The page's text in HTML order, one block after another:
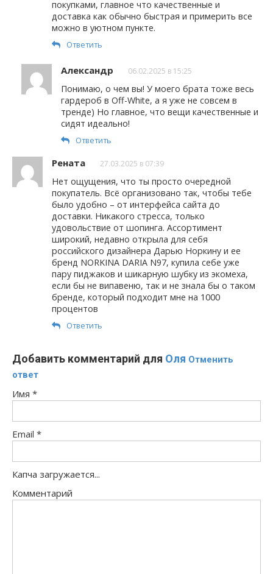
покупками, главное что качественные и
доставка как обычно быстрая и примерить все
можно в уютном пункте.
Ответить
Александр 06.02.2025 в 15:25
Понимаю, о чем вы! У моего брата тоже весь
гардероб в Off-White, а я уже не совсем в
тренде) Но главное, что вещи качественные и
сидят идеально!
Ответить
Рената 27.03.2025 в 07:39
Нет ощущения, что ты просто очередной
покупатель. Всё организовано так, чтобы тебе
было удобно – от интерфейса сайта до
доставки. Никакого стресса, только
удовольствие от шопинга. Ассортимент
широкий, недавно открыла для себя
российского дизайнера Дарью Норкину и ее
бренд NORKINA DARIA N97, купила себе уже
пару пиджаков и шикарную шубку из экомеха,
если бы не випавеню, так и не знала бы о таком
бренде, который подходит мне на 1000
процентов
Ответить
Добавить комментарий для Оля Отменить
ответ
Имя *
Email *
Капча загружается...
Комментарий